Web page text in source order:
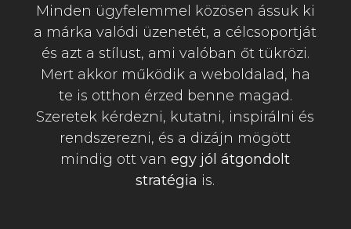
Minden ügyfelemmel közösen ássuk ki
a márka valódi üzenetét, a célcsoportját
és azt a stílust, ami valóban őt tükrözi.
Mert akkor működik a weboldalad, ha
te is otthon érzed benne magad.
Szeretek kérdezni, kutatni, inspirálni és
rendszerezni, és a dizájn mögött
mindig ott vanegy jól átgondolt
stratégia is.